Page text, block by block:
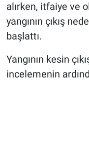
alırken, itfaiye ve
yangının çıkış
başlattı.
Yangının kesin
incelemenin